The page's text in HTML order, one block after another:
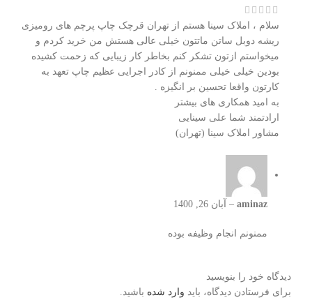
سلام ، املاک سینا هستم از تهران قرچک چاپ پرچم های رومیزی
ریشه دوبل ساتن ماتتون خیلی عالی هستش من خرید کردم و
میخواستم ازتون تشکر کنم بخاطر کار زیبایی که زحمت کشیده
بودین خیلی خیلی ممنونم از کادر اجرایی عظیم چاپ تعهد به
کارتون واقعا تحسین بر انگیزه .
به امید همکاری های بیشتر
ارادتمند شما علی سینایی
مشاور املاک سینا (تهران)
aminaz
– آبان 26, 1400
ممنونم انجام وظیفه بوده
دیدگاه خود را بنویسید
برای فرستادن دیدگاه، باید وارد شده باشید.